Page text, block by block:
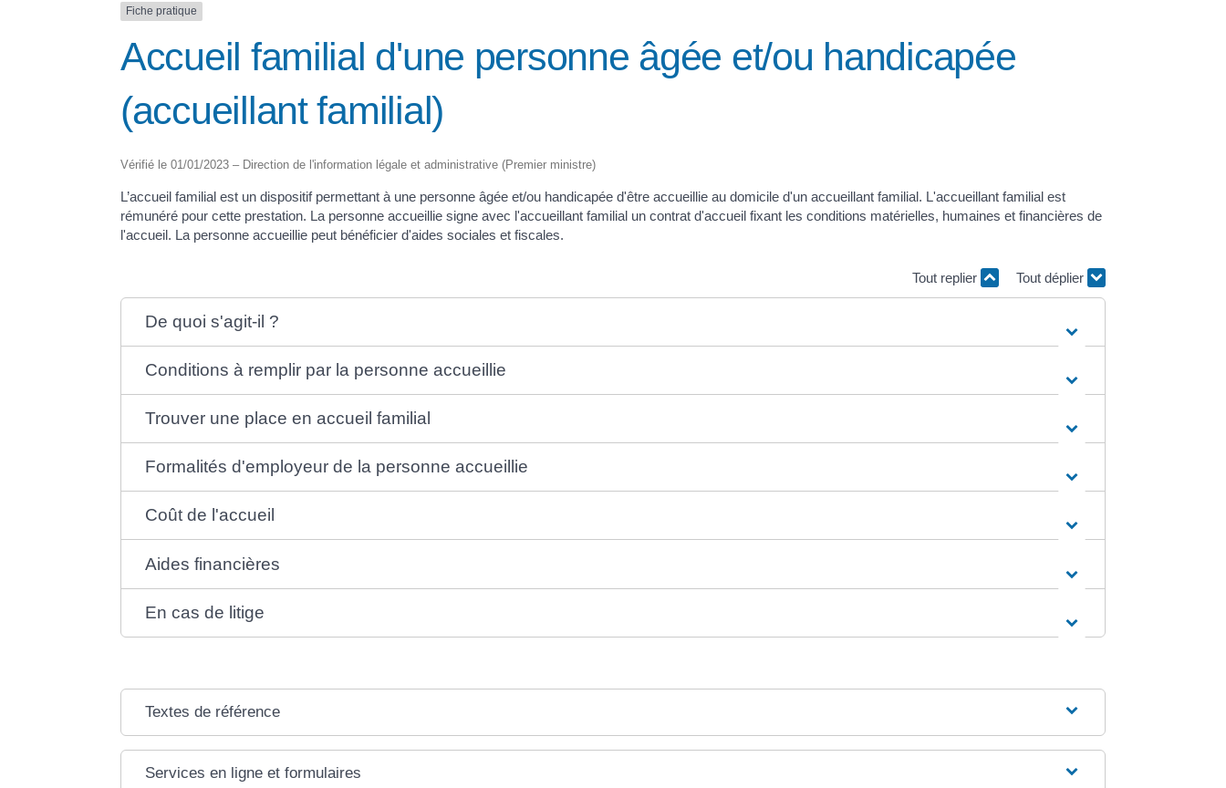
Fiche pratique
Accueil familial d'une personne âgée et/ou handicapée
(accueillant familial)
Vérifié le 01/01/2023 – Direction de l'information légale et administrative (Premier ministre)
L’accueil familial est un dispositif permettant à une personne âgée et/ou handicapée d'être accueillie au domicile d'un accueillant familial. L'accueillant familial est
rémunéré pour cette prestation. La personne accueillie signe avec l'accueillant familial un contrat d'accueil fixant les conditions matérielles, humaines et financières de
l'accueil. La personne accueillie peut bénéficier d'aides sociales et fiscales.
Tout replier Tout déplier
De quoi s'agit-il ?
Conditions à remplir par la personne accueillie
Trouver une place en accueil familial
Formalités d'employeur de la personne accueillie
Coût de l'accueil
Aides financières
En cas de litige
Textes de référence
Services en ligne et formulaires